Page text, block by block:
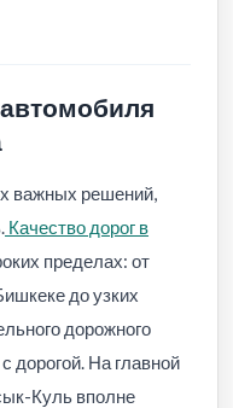
важных решений,
Качество дорог в
пределах: от
до узких
дорожного
дорогой. На главной
Куль вполне